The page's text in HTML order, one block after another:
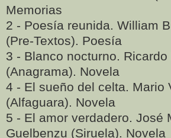
Memorias
2 - Poesía reunida. William
(Pre-Textos). Poesía
3 - Blanco nocturno. Ricardo
(Anagrama). Novela
4 - El sueño del celta. Mario
(Alfaguara). Novela
5 - El amor verdadero. José
Guelbenzu (Siruela). Novela